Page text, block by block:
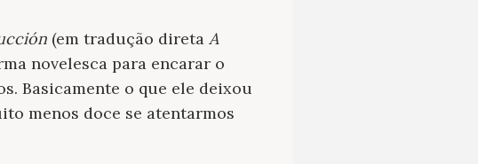
(em tradução direta A
novelesca para encarar o
Basicamente o que ele deixou
menos doce se atentarmos